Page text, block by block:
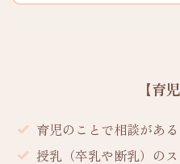
【育
育児のことで相談がある
授乳（卒乳や断乳）の